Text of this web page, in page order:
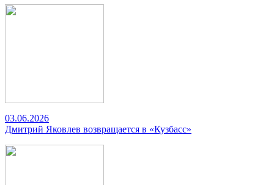
03.06.2026
Дмитрий Яковлев возвращается в «Кузбасс»